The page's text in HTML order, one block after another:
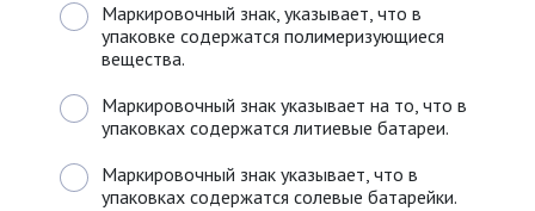
Маркировочный знак, указывает, что в
упаковке содержатся полимеризующиеся
вещества.
Маркировочный знак указывает на то, что в
упаковках содержатся литиевые батареи.
Маркировочный знак указывает, что в
упаковках содержатся солевые батарейки.